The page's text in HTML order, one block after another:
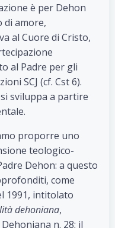
è per Dehon
amore,
al Cuore di Cristo,
al Padre per gli
SCJ (cf. Cst 6).
sviluppa a partire
proporre uno
teologico-
Dehon: a questo
come
1991, intitolato
dehoniana,
n. 28; il